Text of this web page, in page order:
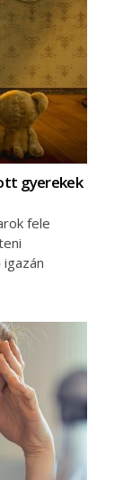
gyerekek
fele